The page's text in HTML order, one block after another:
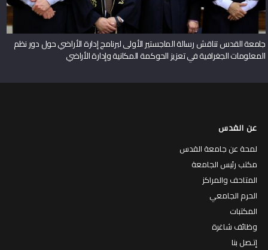
جامعة القدس تناقش رسالة الماجستير الأولى لبرنامج إدارة الأراضي حول دور نظم
المعلومات الجغرافية في تعزيز الحوكمة المكانية وإدارة الأراضي
عن القدس
لمحة عن جامعة القدس
مكتب رئيس الجامعة
المتاحف والمراكز
الحرم الجامعي
المكتبات
وظائف شاغرة
إتـصل بنا